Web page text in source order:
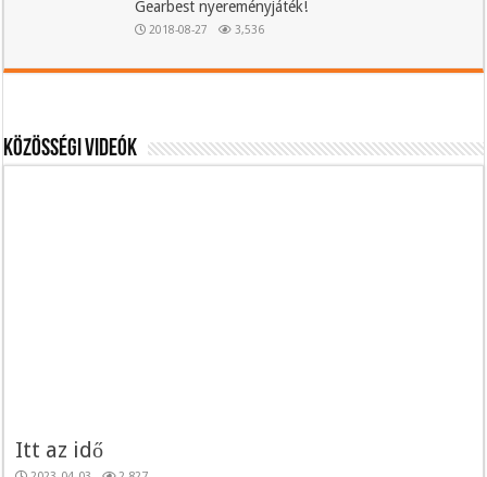
Gearbest nyereményjáték!
2018-08-27 3,536
Közösségi videók
Itt az idő